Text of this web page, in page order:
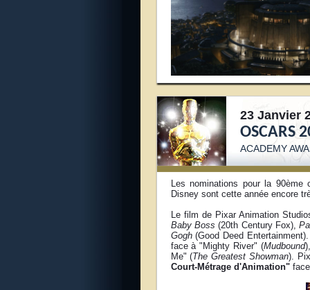
23 Janvier
OSCARS
ACADEMY
Les nominations pour la 90ème
Disney sont cette année encore
Le film de Pixar Animation
Baby Boss (20th Century Fox),
Gogh(Good Deed
face à "Mighty River" (Mudbound
Me" (The Greatest Showman).
Court-Métrage d'Animation"